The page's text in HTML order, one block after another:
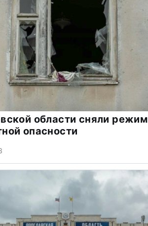
области сняли режим
опасности